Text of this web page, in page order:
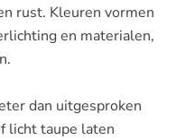
rust. Kleuren vormen
en materialen,
dan uitgesproken
licht taupe laten